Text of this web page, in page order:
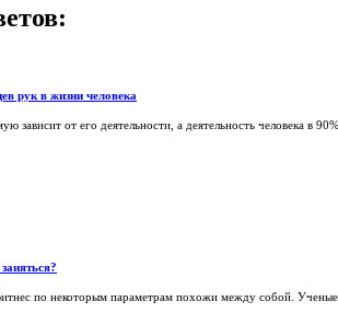
рук в жизни человека
зависит от его деятельности, а деятельность человека в
по некоторым параметрам похожи между собой.